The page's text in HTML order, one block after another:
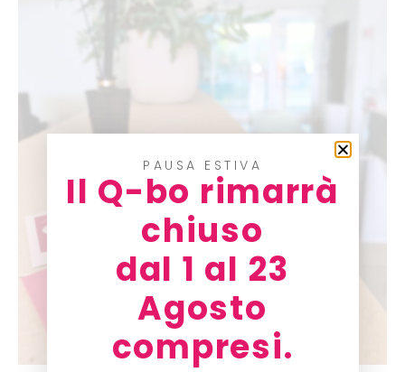
PAUSA ESTIVA
Il Q-bo rimarrà
chiuso
dal 1 al 23
Agosto
compresi.